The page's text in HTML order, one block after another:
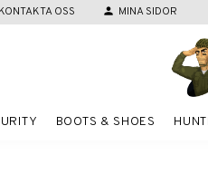
OSS person MINA SIDOR
BOOTS & SHOES